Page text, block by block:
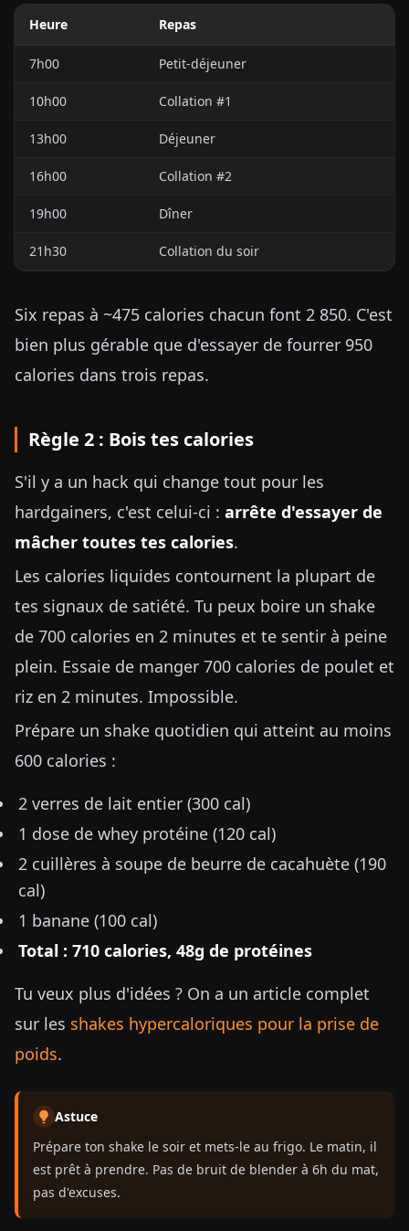
Heure Repas
7h00 Petit-déjeuner
10h00 Collation #1
13h00 Déjeuner
16h00 Collation #2
19h00 Dîner
21h30 Collation du soir
Six repas à ~475 calories chacun font 2 850. C'est
bien plus gérable que d'essayer de fourrer 950
calories dans trois repas.
Règle 2 : Bois tes calories
S'il y a un hack qui change tout pour les
hardgainers, c'est celui-ci : arrête d'essayer de
mâcher toutes tes calories.
Les calories liquides contournent la plupart de
tes signaux de satiété. Tu peux boire un shake
de 700 calories en 2 minutes et te sentir à peine
plein. Essaie de manger 700 calories de poulet et
riz en 2 minutes. Impossible.
Prépare un shake quotidien qui atteint au moins
600 calories :
2 verres de lait entier (300 cal)
1 dose de whey protéine (120 cal)
2 cuillères à soupe de beurre de cacahuète (190
cal)
1 banane (100 cal)
Total : 710 calories, 48g de protéines
Tu veux plus d'idées ? On a un article complet
sur les shakes hypercaloriques pour la prise de
poids.
Astuce
Prépare ton shake le soir et mets-le au frigo. Le matin, il
est prêt à prendre. Pas de bruit de blender à 6h du mat,
pas d'excuses.